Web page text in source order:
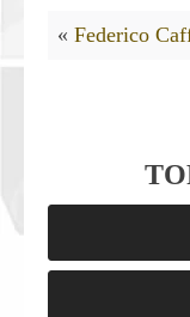
« Federico